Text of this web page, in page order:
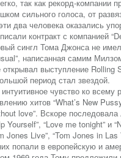
так как рекорд-компании
сильного голоса, от
два человека оказались
контракт с компанией
сингл Тома Джонса не
написанная самим
открывал выступление Rolling
период стал звездой.
интуитивное чувство ко
хитов “What’s New
love”. Вскоре
Yourself”, “Love me tonight” и
Jones Live”, “Tom Jones in
попали в европейскую и